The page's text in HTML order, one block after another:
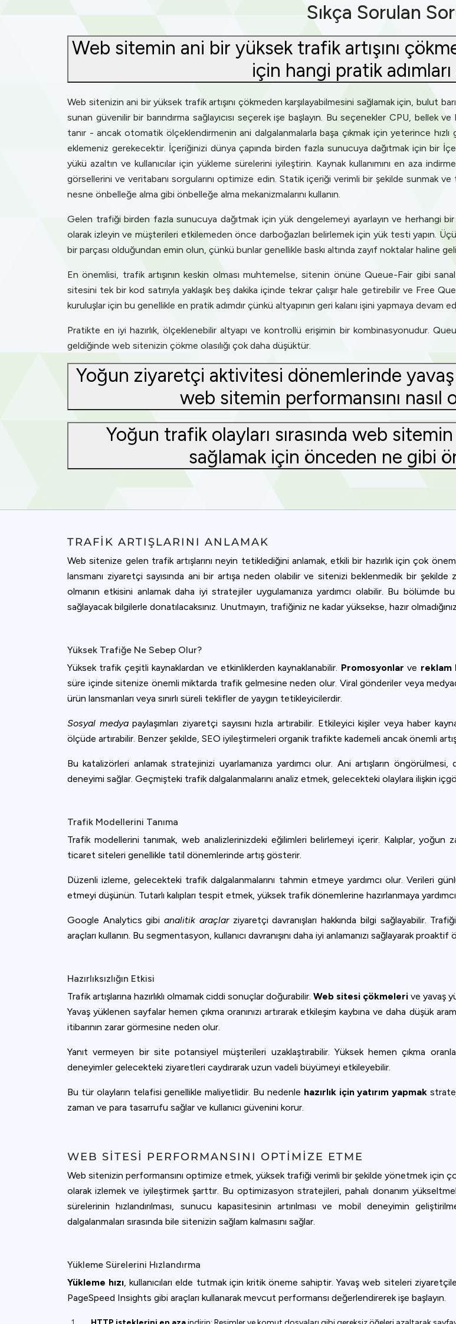
Sıkça Sorulan
Web sitemin ani bir yüksek trafik artışını
için hangi pratik
Web sitenizin ani bir yüksek trafik artışını çökmeden karşılayabilmesini sağlamak için, bulut
sunan güvenilir bir barındırma sağlayıcısı seçerek işe başlayın. Bu seçenekler CPU, bellek
tanır - ancak otomatik ölçeklendirmenin ani dalgalanmalarla başa çıkmak için yeterince
eklemeniz gerekecektir. İçeriğinizi dünya çapında birden fazla sunucuya dağıtmak için bir
yükü azaltın ve kullanıcılar için yükleme sürelerini iyileştirin. Kaynak kullanımını en aza
görsellerini ve veritabanı sorgularını optimize edin. Statik içeriği verimli bir şekilde sunmak
nesne önbelleğe alma gibi önbelleğe alma mekanizmalarını kullanın.
Gelen trafiği birden fazla sunucuya dağıtmak için yük dengelemeyi ayarlayın ve herhangi
olarak izleyin ve müşterileri etkilemeden önce darboğazları belirlemek için yük testi yapın.
bir parçası olduğundan emin olun, çünkü bunlar genellikle baskı altında zayıf noktalar haline
En önemlisi, trafik artışının keskin olması muhtemelse, sitenin önüne Queue-Fair gibi
sitesini tek bir kod satırıyla yaklaşık beş dakika içinde tekrar çalışır hale getirebilir ve Free
kuruluşlar için bu genellikle en pratik adımdır çünkü altyapının geri kalanı işini yapmaya
Pratikte en iyi hazırlık, ölçeklenebilir altyapı ve kontrollü erişimin bir kombinasyonudur.
geldiğinde web sitenizin çökme olasılığı çok daha düşüktür.
Yoğun ziyaretçi aktivitesi dönemlerinde
web sitemin performansını
Yoğun trafik olayları sırasında web sitemin
sağlamak için önceden ne gibi
TRAFIK ARTIŞLARINI ANLAMAK
Web sitenize gelen trafik artışlarını neyin tetiklediğini anlamak, etkili bir hazırlık için çok
lansmanı ziyaretçi sayısında ani bir artışa neden olabilir ve sitenizi beklenmedik bir şekilde
olmanın etkisini anlamak daha iyi stratejiler uygulamanıza yardımcı olabilir. Bu bölümde
sağlayacak bilgilerle donatılacaksınız. Unutmayın, trafiğiniz ne kadar yüksekse, hazır
Yüksek Trafiğe Ne Sebep Olur?
Yüksek trafik çeşitli kaynaklardan ve etkinliklerden kaynaklanabilir. Promosyonlar ve reklam
süre içinde sitenize önemli miktarda trafik gelmesine neden olur. Viral gönderiler veya
ürün lansmanları veya sınırlı süreli teklifler de yaygın tetikleyicilerdir.
Sosyal medyapaylaşımları ziyaretçi sayısını hızla artırabilir. Etkileyici kişiler veya haber
ölçüde artırabilir. Benzer şekilde, SEO iyileştirmeleri organik trafikte kademeli ancak önemli
Bu katalizörleri anlamak stratejinizi uyarlamanıza yardımcı olur. Ani artışların
deneyimi sağlar. Geçmişteki trafik dalgalanmalarını analiz etmek, gelecekteki olaylara ilişkin
Trafik Modellerini Tanıma
Trafik modellerini tanımak, web analizlerinizdeki eğilimleri belirlemeyi içerir. Kalıplar, yoğun
ticaret siteleri genellikle tatil dönemlerinde artış gösterir.
Düzenli izleme, gelecekteki trafik dalgalanmalarını tahmin etmeye yardımcı olur. Verileri
etmeyi düşünün. Tutarlı kalıpları tespit etmek, yüksek trafik dönemlerine hazırlanmaya
Google Analytics gibianalitik araçlarziyaretçi davranışları hakkında bilgi sağlayabilir.
araçları kullanın. Bu segmentasyon, kullanıcı davranışını daha iyi anlamanızı sağlayarak proaktif
Hazırlıksızlığın Etkisi
Trafik artışlarına hazırlıklı olmamak ciddi sonuçlar doğurabilir. Web sitesi çökmeleri ve yavaş
Yavaş yüklenen sayfalar hemen çıkma oranınızı artırarak etkileşim kaybına ve daha düşük
itibarının zarar görmesine neden olur.
Yanıt vermeyen bir site potansiyel müşterileri uzaklaştırabilir. Yüksek hemen çıkma
deneyimler gelecekteki ziyaretleri caydırarak uzun vadeli büyümeyi etkileyebilir.
Bu tür olayların telafisi genellikle maliyetlidir. Bu nedenle hazırlık için yatırım yapmak
zaman ve para tasarrufu sağlar ve kullanıcı güvenini korur.
WEB SITESI PERFORMANSINI OPTIMIZE ETME
Web sitenizin performansını optimize etmek, yüksek trafiği verimli bir şekilde yönetmek için
olarak izlemek ve iyileştirmek şarttır. Bu optimizasyon stratejileri, pahalı donanım
sürelerinin hızlandırılması, sunucu kapasitesinin artırılması ve mobil deneyimin
dalgalanmaları sırasında bile sitenizin sağlam kalmasını sağlar.
Yükleme Sürelerini Hızlandırma
Yükleme hızı , kullanıcıları elde tutmak için kritik öneme sahiptir. Yavaş web siteleri
PageSpeed Insights gibi araçları kullanarak mevcut performansı değerlendirerek işe başlayın.
Settings Accept